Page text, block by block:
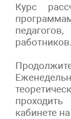
Курс
работников.
кабинете